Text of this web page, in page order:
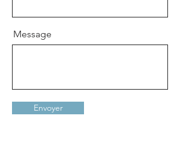
Message
Envoyer